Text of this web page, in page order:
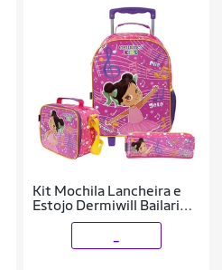
Kit Mochila Lancheira e
Estojo Dermiwill Bailarina